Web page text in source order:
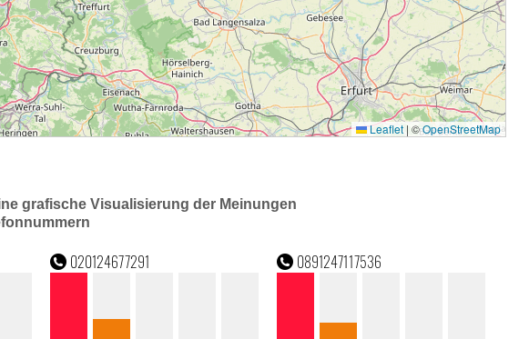
grafische Visualisierung der Meinungen